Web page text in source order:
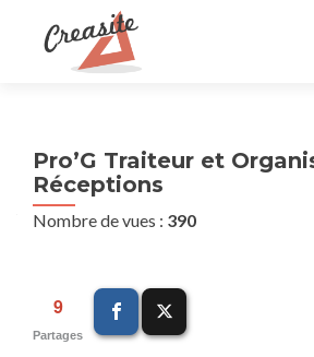
Pro’G Traiteur et
Réceptions
Nombre de vues : 390
9
Partages